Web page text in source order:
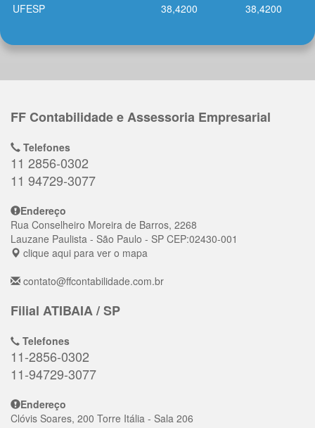
UFESP
38,4200 38,4200
FF Contabilidade e Assessoria Empresarial
Telefones
11 2856-0302
11 94729-3077
Endereço
Rua Conselheiro Moreira de Barros, 2268
Lauzane Paulista - São Paulo - SP CEP:02430-001
clique aqui para ver o mapa
contato@ffcontabilidade.com.br
Filial ATIBAIA / SP
Telefones
11-2856-0302
11-94729-3077
Endereço
Clóvis Soares, 200 Torre Itália - Sala 206